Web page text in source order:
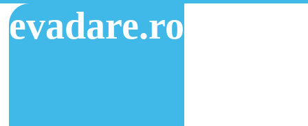
evadare.ro